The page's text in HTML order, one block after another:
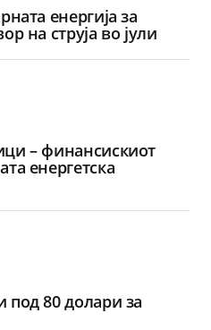
енергија за
на струја во јули
– финансискиот
енергетска
под 80 долари за